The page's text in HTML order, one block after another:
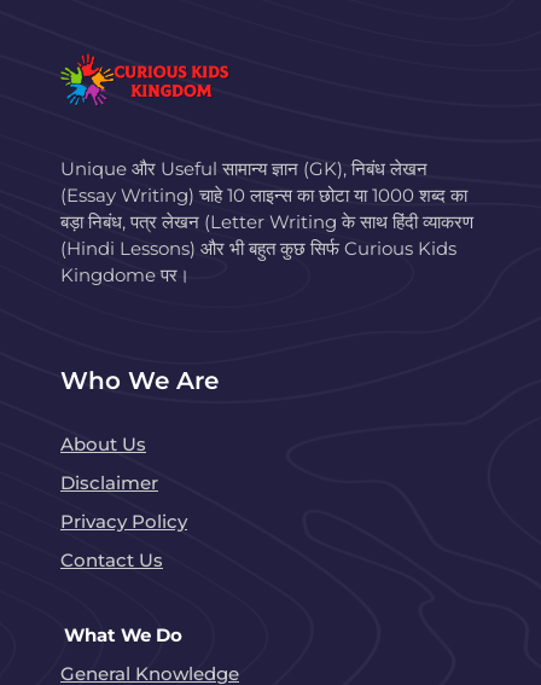
Unique और Useful सामान्य ज्ञान (GK), निबंध लेखन
(Essay Writing) चाहे 10 लाइन्स का छोटा या 1000 शब्द का
बड़ा निबंध, पत्र लेखन (Letter Writing के साथ हिंदी व्याकरण
(Hindi Lessons) और भी बहुत कुछ सिर्फ Curious Kids
Kingdome पर।
Who We Are
About Us
Disclaimer
Privacy Policy
Contact Us
What We Do
General Knowledge